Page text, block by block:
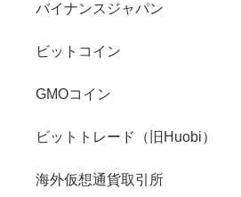
バイナンスジャパン
ビットコイン
GMOコイン
ビットトレード（旧Huobi）
海外仮想通貨取引所